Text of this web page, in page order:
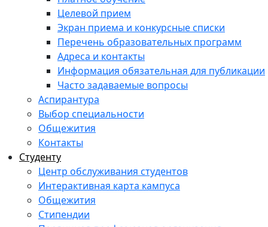
Целевой прием
Экран приема и конкурсные списки
Перечень образовательных программ
Адреса и контакты
Информация обязательная для публикации
Часто задаваемые вопросы
Аспирантура
Выбор специальности
Общежития
Контакты
Студенту
Центр обслуживания студентов
Интерактивная карта кампуса
Общежития
Стипендии